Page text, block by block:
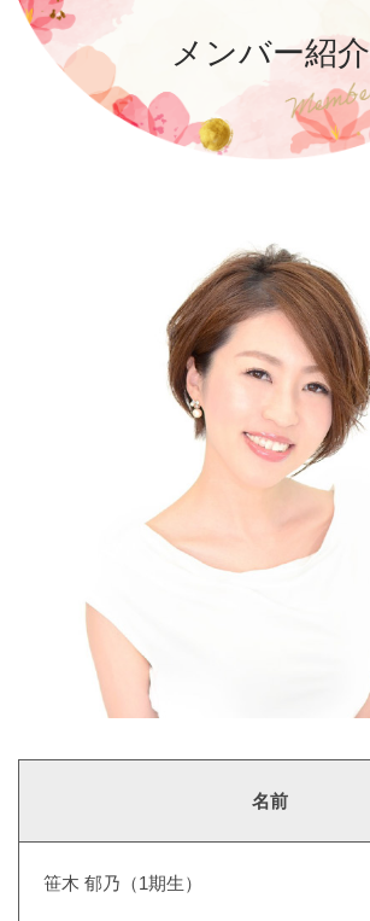
メンバー紹介
名前
笹木 郁乃（1期生）